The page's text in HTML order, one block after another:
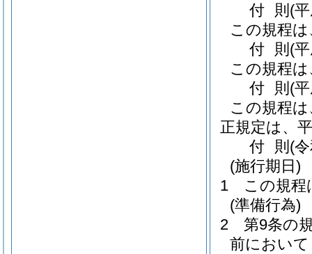
付 則 (
この規程
付 則 (
この規程
付 則 (
この規程
正規定は、
付 則 (
(施行期日)
1
この規程
(準備行為)
2
第9条の
前におい